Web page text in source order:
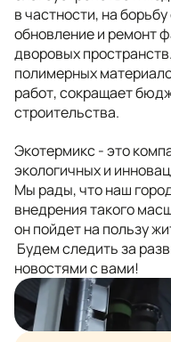
в частности, на
обновление и ремонт
дворовых
полимерных
работ, сокращает
строительства.
Экотермикс - это
экологичных и
Мы рады, что наш
внедрения такого
он пойдет на пользу
Будем следить за
новостями с вами!